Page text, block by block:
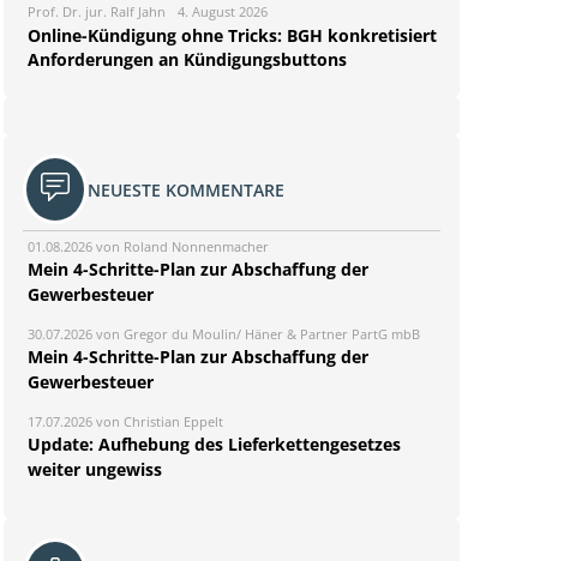
Prof. Dr. jur. Ralf Jahn 4. August 2026
Online-Kündigung ohne Tricks: BGH konkretisiert
Anforderungen an Kündigungsbuttons
NEUESTE KOMMENTARE
01.08.2026 von Roland Nonnenmacher
Mein 4-Schritte-Plan zur Abschaffung der
Gewerbesteuer
30.07.2026 von Gregor du Moulin/ Häner & Partner PartG mbB
Mein 4-Schritte-Plan zur Abschaffung der
Gewerbesteuer
17.07.2026 von Christian Eppelt
Update: Aufhebung des Lieferkettengesetzes
weiter ungewiss